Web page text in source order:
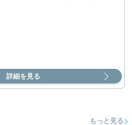
詳細を見る
もっと見る